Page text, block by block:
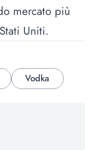
mercato più
Uniti.
Vodka